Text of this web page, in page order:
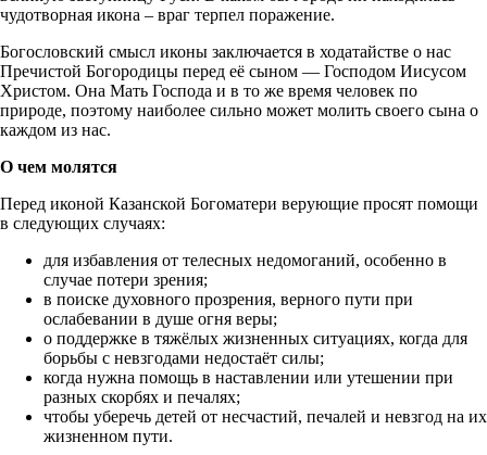
чудотворная икона – враг терпел поражение.
Богословский смысл иконы заключается в ходатайстве о нас
Пречистой Богородицы перед её сыном — Господом Иисусом
Христом. Она Мать Господа и в то же время человек по
природе, поэтому наиболее сильно может молить своего сына о
каждом из нас.
О чем молятся
Перед иконой Казанской Богоматери верующие просят помощи
в следующих случаях:
для избавления от телесных недомоганий, особенно в
случае потери зрения;
в поиске духовного прозрения, верного пути при
ослабевании в душе огня веры;
о поддержке в тяжёлых жизненных ситуациях, когда для
борьбы с невзгодами недостаёт силы;
когда нужна помощь в наставлении или утешении при
разных скорбях и печалях;
чтобы уберечь детей от несчастий, печалей и невзгод на их
жизненном пути.